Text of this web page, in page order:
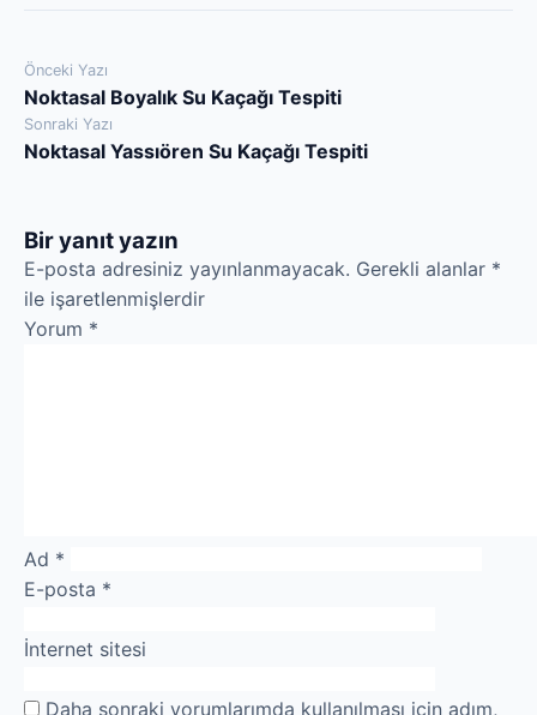
Yazı
gezinmesi
Önceki Yazı
Noktasal Boyalık Su Kaçağı Tespiti
Sonraki Yazı
Noktasal Yassıören Su Kaçağı Tespiti
Bir yanıt yazın
E-posta adresiniz yayınlanmayacak. Gerekli alanlar *
ile işaretlenmişlerdir
Yorum *
Ad *
E-posta *
İnternet sitesi
Daha sonraki yorumlarımda kullanılması için adım,